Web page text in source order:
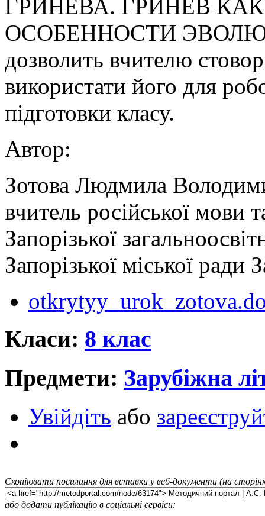
ГРИНЕВА. ГРИНЕВ
ОСОБЕННОСТИ
дозволить вчителю
використати його для
підготовки класу.
Автор:
Зотова Людмила
вчитель російської мови
Запорізької
Запорізької міської ради
Класи: 8 клас
Предмети: Зарубіжна
Увійдіть або
Скопіювати посилання для вставки у веб-документи (на
або додати публікацію в соціальні сервіси: